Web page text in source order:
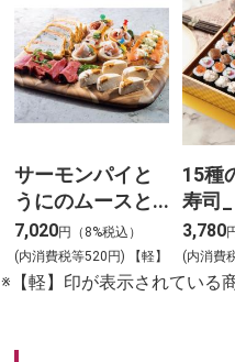
サーモンパイと
うにのムースと3
種冷菜のアソー
ト_【Y-4】
7,020円（8%税込）
(内消費税等520円) 【軽】
15種
寿司_
3,780
(内消費
※【軽】印が表示されている